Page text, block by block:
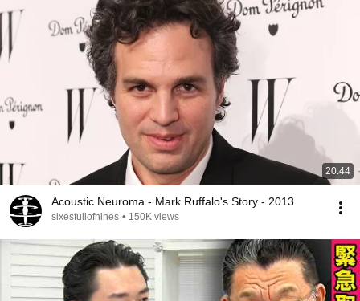
20:44
Acoustic Neuroma - Mark Ruffalo's Story - 2013
sixesfullofnines • 150K views